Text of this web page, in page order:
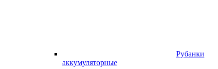
Рубанки
аккумуляторные